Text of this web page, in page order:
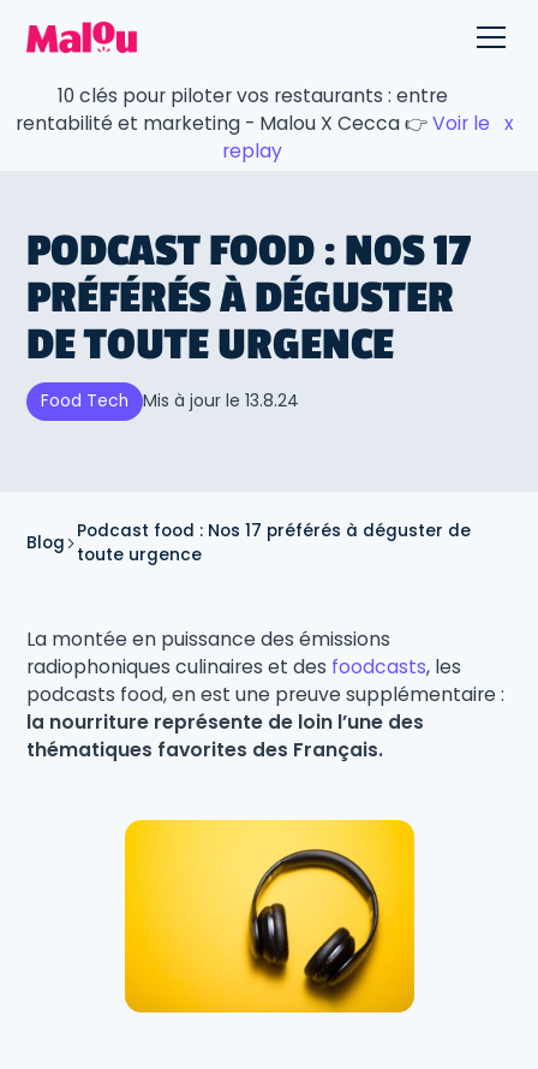
10 clés pour piloter vos restaurants : entre
rentabilité et marketing - Malou X Cecca 👉Voir le
replay
x
PODCAST FOOD : NOS 17
PRÉFÉRÉS À DÉGUSTER
DE TOUTE URGENCE
Food Tech Mis à jour le 13.8.24
Blog
Podcast food : Nos 17 préférés à déguster de
toute urgence
La montée en puissance des émissions
radiophoniques culinaires et des foodcasts, les
podcasts food, en est une preuve supplémentaire :
la nourriture représente de loin l’une des
thématiques favorites des Français.